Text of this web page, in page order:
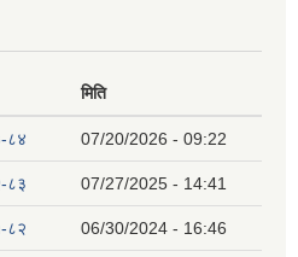
मिति
८४ 07/20/2026 - 09:22
८३ 07/27/2025 - 14:41
८२ 06/30/2024 - 16:46